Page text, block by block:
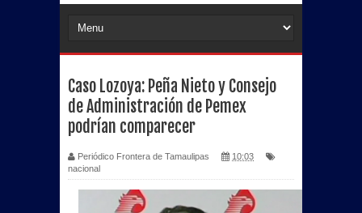
Caso Lozoya: Peña Nieto y Consejo
de Administración de Pemex
podrían comparecer
Periódico Frontera de Tamaulipas
10:03
nacional